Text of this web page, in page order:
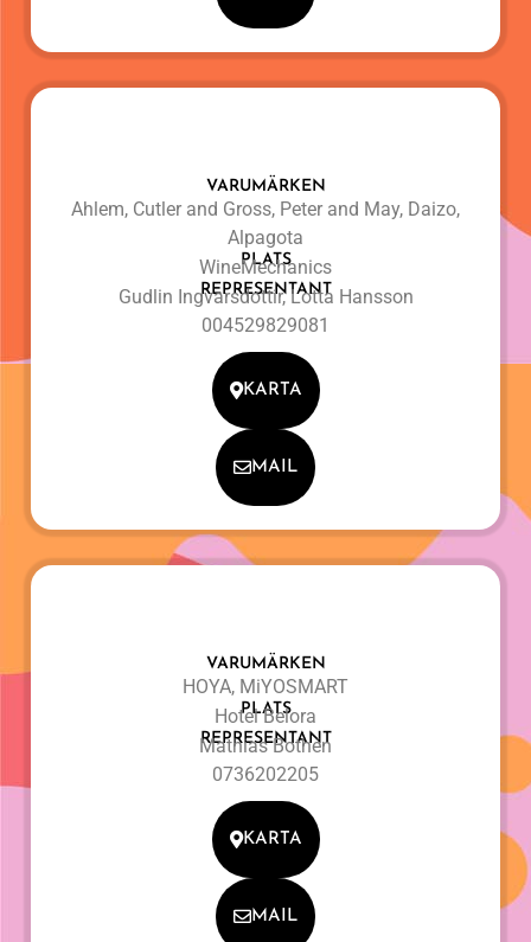
VARUMÄRKEN
Ahlem, Cutler and Gross, Peter and May, Daizo,
Alpagota
PLATS
WineMechanics
REPRESENTANT
Gudlin Ingvarsdottir, Lotta Hansson
004529829081
KARTA
MAIL
VARUMÄRKEN
HOYA, MiYOSMART
PLATS
Hotel Belora
REPRESENTANT
Mathias Bothén
0736202205
KARTA
MAIL